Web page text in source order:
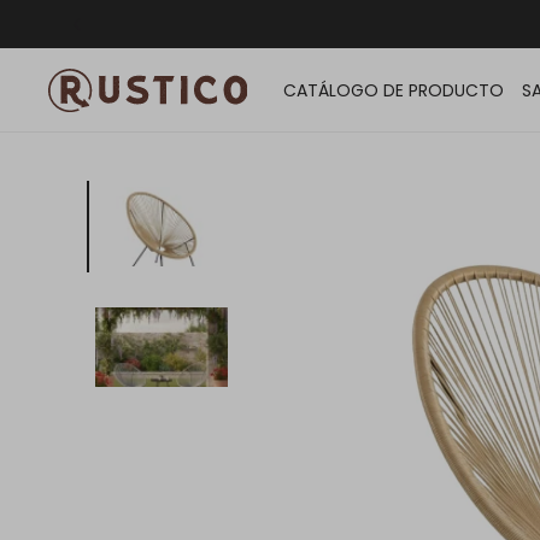
CATÁLOGO DE PRODUCTO